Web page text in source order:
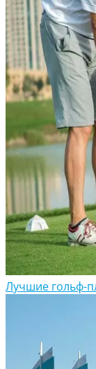
Лучшие гольф-